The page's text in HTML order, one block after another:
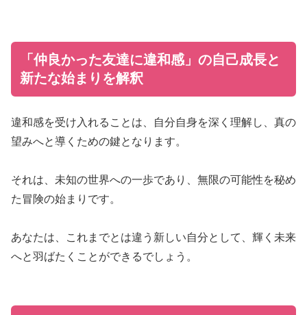
「仲良かった友達に違和感」の自己成長と
新たな始まりを解釈
違和感を受け入れることは、自分自身を深く理解し、真の
望みへと導くための鍵となります。
それは、未知の世界への一歩であり、無限の可能性を秘め
た冒険の始まりです。
あなたは、これまでとは違う新しい自分として、輝く未来
へと羽ばたくことができるでしょう。